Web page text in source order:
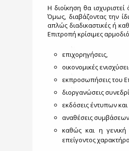
Η διοίκηση θα ισχυριστεί
Όμως, διαβάζοντας την
απλώς διαδικαστικές ή
Επιτροπή κρίσιμες
επιχορηγήσεις,
οικονομικές
εκπροσωπήσεις του
διοργανώσεις
εκδόσεις έντυπων
αναθέσεις
καθώς και η γενική
επείγοντος